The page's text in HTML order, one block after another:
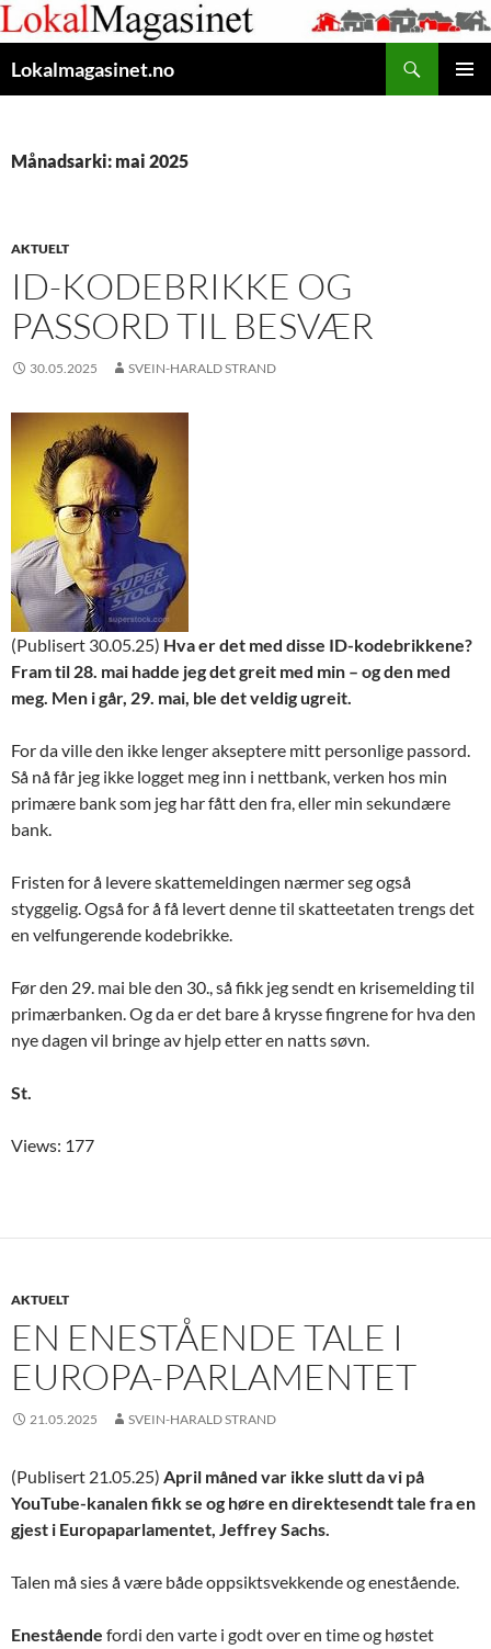
Gå
til
innhaldet
Lokalmagasinet.no
Månadsarki: mai 2025
AKTUELT
ID-KODEBRIKKE OG
PASSORD TIL BESVÆR
30.05.2025 SVEIN-HARALD STRAND
(Publisert 30.05.25) Hva er det med disse ID-kodebrikkene?
Fram til 28. mai hadde jeg det greit med min – og den med
meg. Men i går, 29. mai, ble det veldig ugreit.
For da ville den ikke lenger akseptere mitt personlige passord.
Så nå får jeg ikke logget meg inn i nettbank, verken hos min
primære bank som jeg har fått den fra, eller min sekundære
bank.
Fristen for å levere skattemeldingen nærmer seg også
styggelig. Også for å få levert denne til skatteetaten trengs det
en velfungerende kodebrikke.
Før den 29. mai ble den 30., så fikk jeg sendt en krisemelding til
primærbanken. Og da er det bare å krysse fingrene for hva den
nye dagen vil bringe av hjelp etter en natts søvn.
St.
Views: 177
AKTUELT
EN ENESTÅENDE TALE I
EUROPA-PARLAMENTET
21.05.2025 SVEIN-HARALD STRAND
(Publisert 21.05.25) April måned var ikke slutt da vi på
YouTube-kanalen fikk se og høre en direktesendt tale fra en
gjest i Europaparlamentet, Jeffrey Sachs.
Talen må sies å være både oppsiktsvekkende og enestående.
Enestående fordi den varte i godt over en time og høstet